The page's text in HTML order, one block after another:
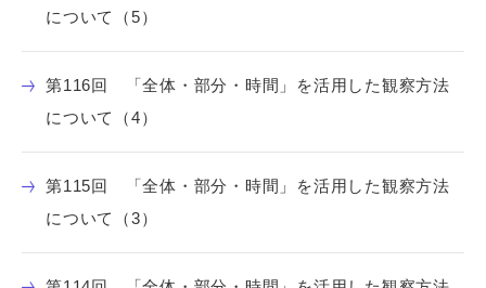
について（5）
第116回 「全体・部分・時間」を活用した観察方法
について（4）
第115回 「全体・部分・時間」を活用した観察方法
について（3）